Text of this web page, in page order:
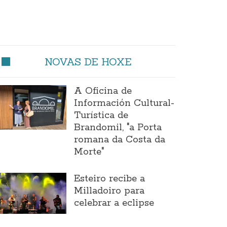
NOVAS DE HOXE
A Oficina de
Información Cultural-
Turística de
Brandomil, "a Porta
romana da Costa da
Morte"
Esteiro recibe a
Milladoiro para
celebrar a eclipse